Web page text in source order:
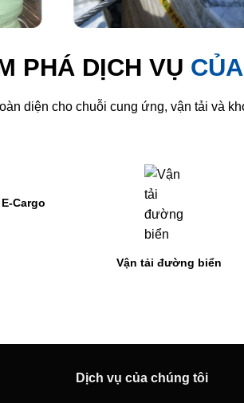
PHÁ DỊCH VỤ
diện cho chuỗi cung ứng, vận tải và
Vận tải đường hàng
Dịch vụ của chúng tôi